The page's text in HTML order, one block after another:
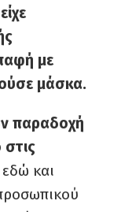
με
μάσκα.
παραδοχή
και